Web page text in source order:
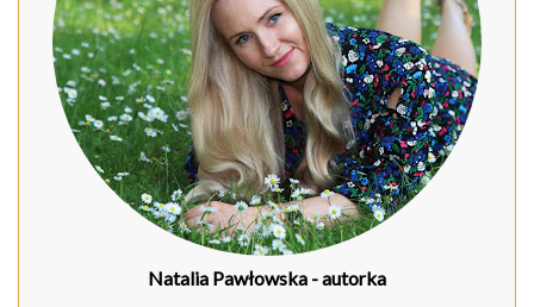
Natalia Pawłowska - autorka